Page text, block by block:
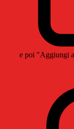
e poi "Aggiungi